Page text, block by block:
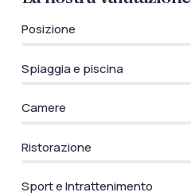
Posizione
Spiaggia e piscina
Camere
Ristorazione
Sport e Intrattenimento